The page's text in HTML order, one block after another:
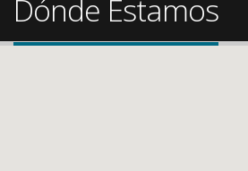
Dónde Estamos